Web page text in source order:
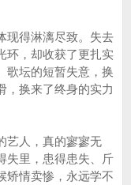
现得淋漓尽致。失去
环，却收获了更扎实
歌坛的短暂失意，换
，换来了终身的实力
艺人，真的寥寥无
失里，患得患失、斤
矫情卖惨，永远学不